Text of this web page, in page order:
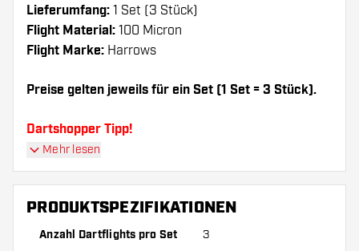
Lieferumfang: 1 Set (3 Stück)
Flight Material: 100 Micron
Flight Marke: Harrows
Preise gelten jeweils für ein Set (1 Set = 3 Stück).
Dartshopper Tipp!
Sorgen Sie für genügend Ersatz Flights und
abnutzen oder brechen.
Mehr lesen
PRODUKTSPEZIFIKATIONEN
Anzahl Dartflights pro Set 3